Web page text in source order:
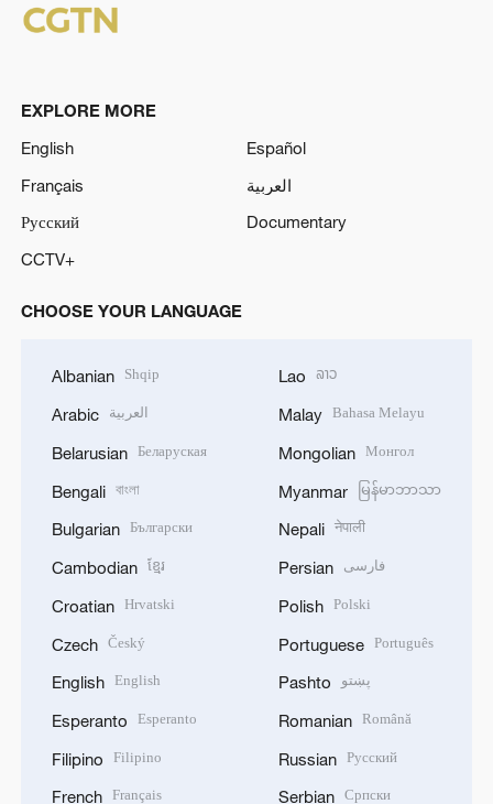
EXPLORE MORE
English
Español
Français
العربية
Русский
Documentary
CCTV+
CHOOSE YOUR LANGUAGE
Albanian Shqip
Arabic العربية
Belarusian Беларуская
Bengali বাংলা
Bulgarian Български
Cambodian ខ្មែរ
Croatian Hrvatski
Czech Český
English English
Esperanto Esperanto
Filipino Filipino
French Français
Lao ລາວ
Malay Bahasa Melayu
Mongolian Монгол
Myanmar မြန်မာဘာသာ
Nepali नेपाली
Persian فارسی
Polish Polski
Portuguese Português
Pashto پښتو
Romanian Română
Russian Русский
Serbian Српски